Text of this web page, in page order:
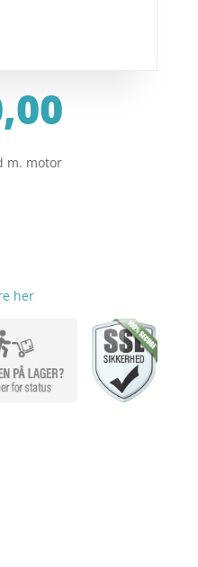
m. motor
her